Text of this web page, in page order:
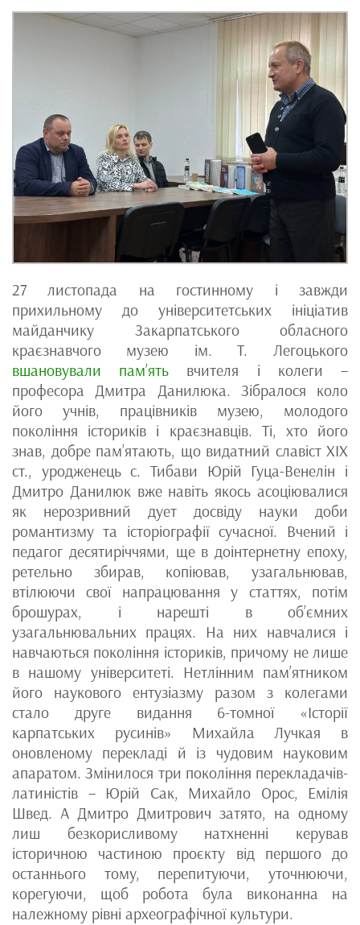
27 листопада на гостинному і завжди
прихильному до університетських ініціатив
майданчику Закарпатського обласного
краєзнавчого музею ім. Т. Легоцького
вшановували пам’ять вчителя і колеги –
професора Дмитра Данилюка. Зібралося коло
його учнів, працівників музею, молодого
покоління істориків і краєзнавців. Ті, хто його
знав, добре пам’ятають, що видатний славіст ХІХ
ст., уродженець с. Тибави Юрій Гуца-Венелін і
Дмитро Данилюк вже навіть якось асоціювалися
як нерозривний дует досвіду науки доби
романтизму та історіографії сучасної. Вчений і
педагог десятиріччями, ще в доінтернетну епоху,
ретельно збирав, копіював, узагальнював,
втілюючи свої напрацювання у статтях, потім
брошурах, і нарешті в об’ємних
узагальнювальних працях. На них навчалися і
навчаються покоління істориків, причому не лише
в нашому університеті. Нетлінним пам’ятником
його наукового ентузіазму разом з колегами
стало друге видання 6-томної «Історії
карпатських русинів» Михайла Лучкая в
оновленому перекладі й із чудовим науковим
апаратом. Змінилося три покоління перекладачів-
латиністів – Юрій Сак, Михайло Орос, Емілія
Швед. А Дмитро Дмитрович затято, на одному
лиш безкорисливому натхненні керував
історичною частиною проєкту від першого до
останнього тому, перепитуючи, уточнюючи,
корегуючи, щоб робота була виконанна на
належному рівні археографічної культури.